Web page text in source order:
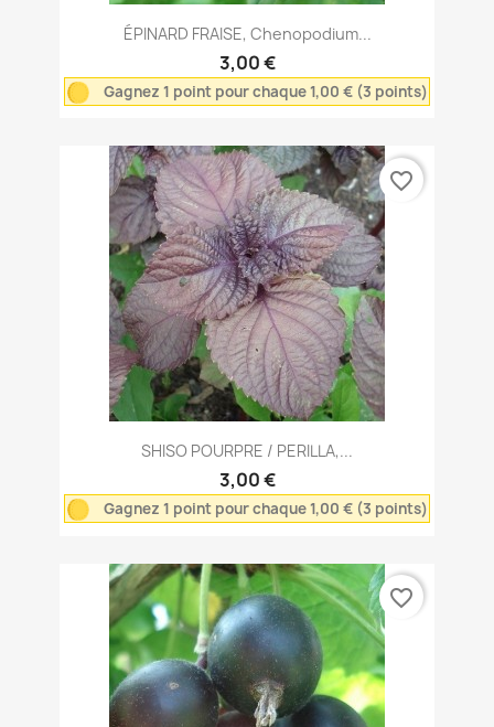
ÉPINARD FRAISE, Chenopodium...
3,00 €
Gagnez 1 point pour chaque 1,00 € (3 points)
SHISO POURPRE / PERILLA,...
3,00 €
Gagnez 1 point pour chaque 1,00 € (3 points)
favorite_border
favorite_border